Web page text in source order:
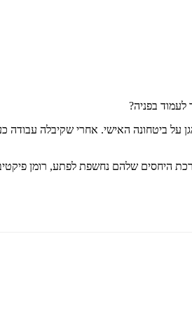
בפניה?
ביטחונה האישי. אחרי שקיבלה עבודה
היחסים שלהם נחשפת לפתע, רומן